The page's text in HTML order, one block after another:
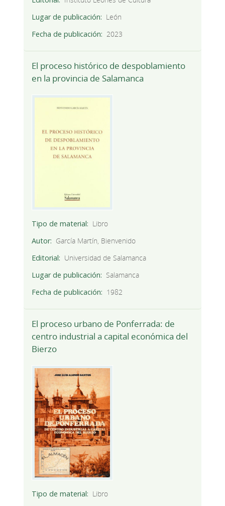
Lugar de publicación
León
Fecha de publicación
2023
El proceso histórico de despoblamiento
en la provincia de Salamanca
Tipo de material
Libro
Autor
García Martín, Bienvenido
Editorial
Universidad de Salamanca
Lugar de publicación
Salamanca
Fecha de publicación
1982
El proceso urbano de Ponferrada: de
centro industrial a capital económica del
Bierzo
Tipo de material
Libro